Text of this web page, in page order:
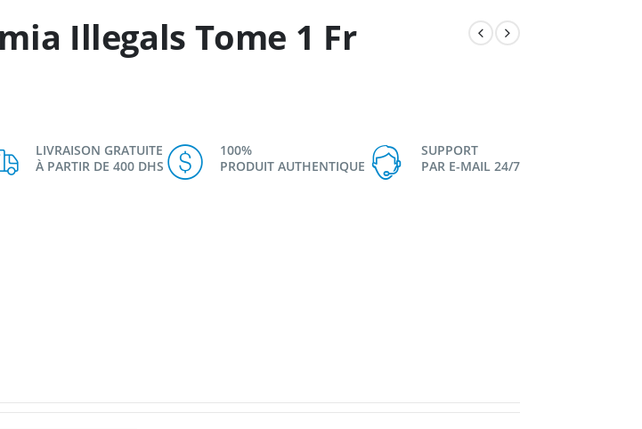
Illegals Tome 1 Fr
LIVRAISON GRATUITE
À PARTIR DE 400 DHS
100%
PRODUIT AUTHENTIQUE
SUPPORT
PAR E-MAIL 24/7